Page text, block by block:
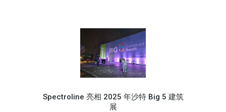
Spectroline 亮相 2025 年沙特 Big 5 建筑
展